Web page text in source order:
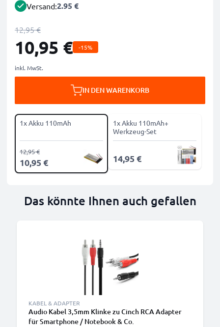
Versand:2.95 €
12,95 €
10,95 € -15%
inkl. MwSt.
IN DEN WARENKORB
1x Akku 110mAh
10,95 €
12,95 €
1x Akku 110mAh+
Werkzeug-Set
14,95 €
Das könnte Ihnen auch gefallen
KABEL & ADAPTER
Audio Kabel 3,5mm Klinke zu Cinch RCA Adapter
für Smartphone / Notebook & Co.